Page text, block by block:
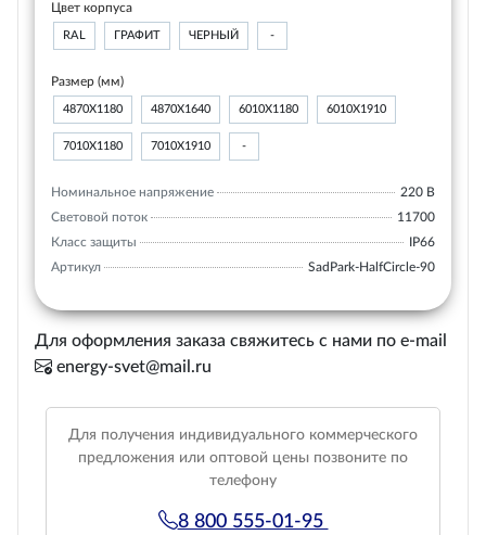
Цвет корпуса
RAL ГРАФИТ ЧЕРНЫЙ -
Размер (мм)
4870Х1180 4870Х1640 6010Х1180 6010Х1910
7010Х1180 7010Х1910 -
Номинальное напряжение
220 В
Световой поток
11700
Класс защиты
IP66
Артикул
SadPark-HalfCircle-90
Для оформления заказа свяжитесь с нами по e-mail
energy-svet@mail.ru
Для получения индивидуального коммерческого
предложения или оптовой цены позвоните по
телефону
8 800 555-01-95